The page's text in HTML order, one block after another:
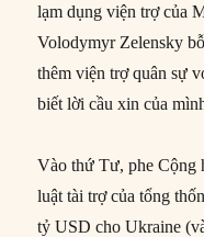
lạm dụng viện trợ của
Volodymyr Zelensky
thêm viện trợ quân sự
biết lời cầu xin của
Vào thứ Tư, phe Cộng
luật tài trợ của tổng
tỷ USD cho Ukraine